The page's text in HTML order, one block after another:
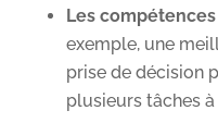
Les
exemple, une
prise de décision
plusieurs tâches